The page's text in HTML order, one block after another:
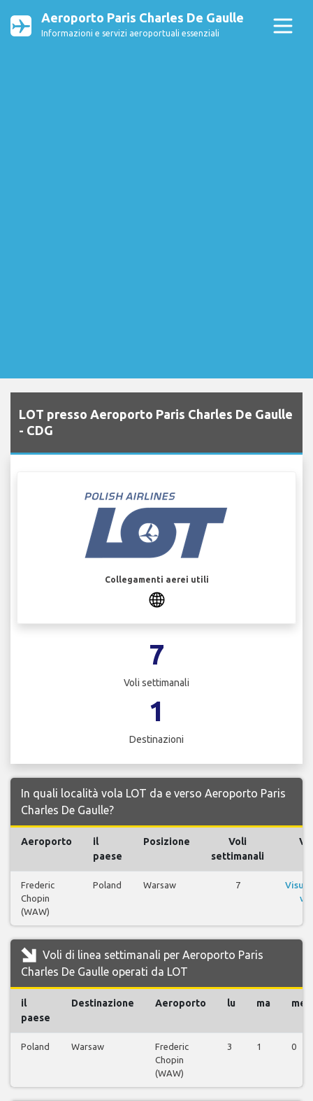
Aeroporto Paris Charles De Gaulle
Informazioni e servizi aeroportuali essenziali
LOT presso Aeroporto Paris Charles De Gaulle
- CDG
Collegamenti aerei utili
7
Voli settimanali
1
Destinazioni
In quali località vola LOT da e verso Aeroporto Paris
Charles De Gaulle?
Aeroporto
il
paese
Posizione
Voli
settimanali
Frederic
Chopin
(WAW)
Poland Warsaw 7
Voli di linea settimanali per Aeroporto Paris
Charles De Gaulle operati da LOT
il
paese
Destinazione Aeroporto lu ma me
Poland Warsaw
Frederic
Chopin
(WAW)
3 1 0